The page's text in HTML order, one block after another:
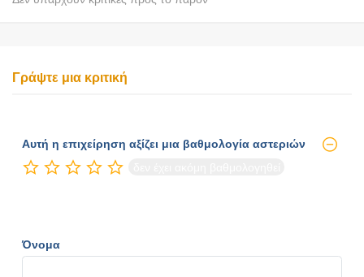
Γράψτε μια κριτική
Αυτή η επιχείρηση αξίζει μια βαθμολογία αστεριών
Όνομα